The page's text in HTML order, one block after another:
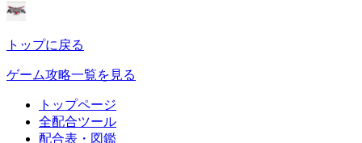
トップに戻る
ゲーム攻略一覧を見る
トップページ
全配合ツール
配合表・図鑑